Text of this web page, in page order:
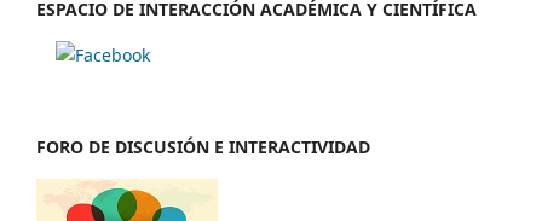
ESPACIO DE INTERACCIÓN ACADÉMICA Y CIENTÍFICA
FORO DE DISCUSIÓN E INTERACTIVIDAD